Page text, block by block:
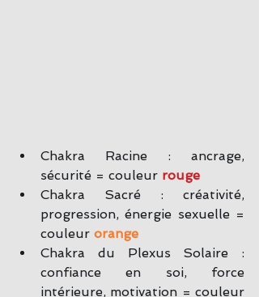
Chakra Racine : ancrage,
sécurité = couleur rouge
Chakra Sacré : créativité,
progression, énergie sexuelle =
couleur orange
Chakra du Plexus Solaire :
confiance en soi, force